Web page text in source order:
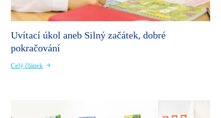
Uvítací úkol aneb Silný začátek, dobré
pokračování
Celý článek